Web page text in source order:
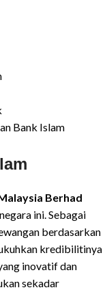
Bank Islam
Berhad
ini. Sebagai
berdasarkan
kredibilitinya
inovatif dan
sekadar